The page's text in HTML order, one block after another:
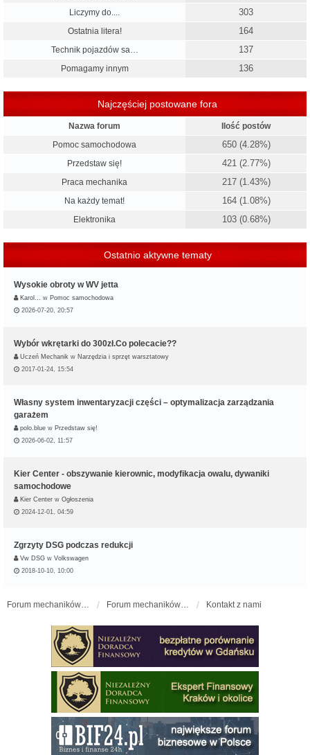
Liczymy do.... 303
Ostatnia litera! 164
Technik pojazdów sa… 137
Pomagamy innym 136
Najczęściej postowane fora
Nazwa forum
Ilość postów
Pomoc samochodowa
650 (4.28%)
Przedstaw się! 421 (2.77%)
Praca mechanika 217 (1.43%)
Na każdy temat! 164 (1.08%)
Elektronika 103 (0.68%)
Ostatnio aktywne tematy
Wysokie obroty w WV jetta
Karol… w Pomoc samochodowa
2026-07-20, 20:57
Wybór wkrętarki do 300zł.Co polecacie??
Uczeń Mechanik w Narzędzia i sprzęt warsztatowy
2017-01-24, 15:54
Własny system inwentaryzacji części – optymalizacja zarządzania
garażem
polo.blue w Przedstaw się!
2026-06-02, 11:57
Kier Center - obszywanie kierownic, modyfikacja owalu, dywaniki
samochodowe
Kier Center w Ogłoszenia
2024-12-01, 04:59
Zgrzyty DSG podczas redukcji
Vw DSG w Volkswagen
2018-10-10, 10:00
Forum mechaników samochodowych - forum-mechaniczne.pl Forum mechaników samochodowych Kontakt z nami